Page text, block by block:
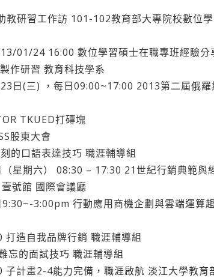
教研習工作訪 101-102教育部大專院校數位
01/24 16:00 數位學習碩士在職專班經驗分
作研習 教育科技學系
日(三) ，每日09:00~17:00 2013第二屆俄羅
TKUED打磚塊
股東大會
的口語表達技巧 職涯輔導組
星期六） 08:30 – 17:30 21世紀行銷典範與
號館 國際會議廳
3:00pm 行動應用商機企劃與雲端運算
造自我品牌行銷 職涯輔導組
忘的面試技巧 職涯輔導組
計畫2-4能力完備，職涯啟航 淡江大學教育